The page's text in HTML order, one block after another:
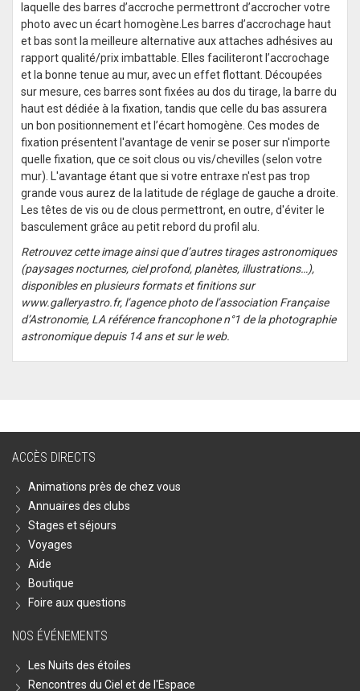
laquelle des barres d’accroche permettront d’accrocher votre
photo avec un écart homogène.Les barres d’accrochage haut
et bas sont la meilleure alternative aux attaches adhésives au
rapport qualité/prix imbattable. Elles faciliteront l’accrochage
et la bonne tenue au mur, avec un effet flottant. Découpées
sur mesure, ces barres sont fixées au dos du tirage, la barre du
haut est dédiée à la fixation, tandis que celle du bas assurera
un bon positionnement et l’écart homogène. Ces modes de
fixation présentent l'avantage de venir se poser sur n'importe
quelle fixation, que ce soit clous ou vis/chevilles (selon votre
mur). L'avantage étant que si votre entraxe n'est pas trop
grande vous aurez de la latitude de réglage de gauche a droite.
Les têtes de vis ou de clous permettront, en outre, d'éviter le
basculement grâce au petit rebord du profil alu.
Retrouvez cette image ainsi que d’autres tirages astronomiques
(paysages nocturnes, ciel profond, planètes, illustrations…),
disponibles en plusieurs formats et finitions sur
www.galleryastro.fr, l’agence photo de l’association Française
d’Astronomie, LA référence francophone n°1 de la photographie
astronomique depuis 14 ans et sur le web.
ACCÈS DIRECTS
Animations près de chez vous
Annuaires des clubs
Stages et séjours
Voyages
Aide
Boutique
Foire aux questions
NOS ÉVÉNEMENTS
Les Nuits des étoiles
Rencontres du Ciel et de l'Espace